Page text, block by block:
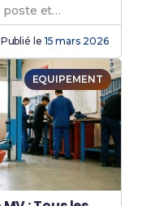
poste et
maintenance
Publié le 15 mars 2026
EQUIPEMENT